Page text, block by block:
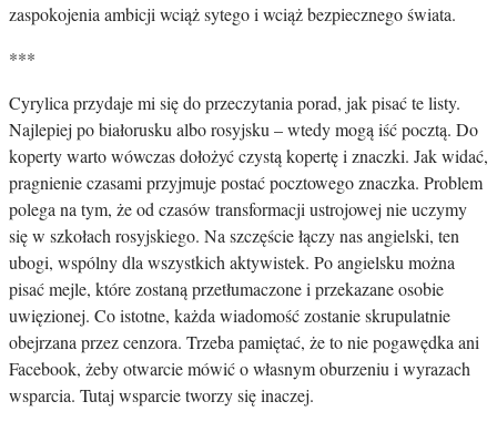
zaspokojenia ambicji wciąż sytego i wciąż bezpiecznego świata.
***
Cyrylica przydaje mi się do przeczytania porad, jak pisać te listy.
Najlepiej po białorusku albo rosyjsku – wtedy mogą iść pocztą. Do
koperty warto wówczas dołożyć czystą kopertę i znaczki. Jak widać,
pragnienie czasami przyjmuje postać pocztowego znaczka. Problem
polega na tym, że od czasów transformacji ustrojowej nie uczymy
się w szkołach rosyjskiego. Na szczęście łączy nas angielski, ten
ubogi, wspólny dla wszystkich aktywistek. Po angielsku można
pisać mejle, które zostaną przetłumaczone i przekazane osobie
uwięzionej. Co istotne, każda wiadomość zostanie skrupulatnie
obejrzana przez cenzora. Trzeba pamiętać, że to nie pogawędka ani
Facebook, żeby otwarcie mówić o własnym oburzeniu i wyrazach
wsparcia. Tutaj wsparcie tworzy się inaczej.